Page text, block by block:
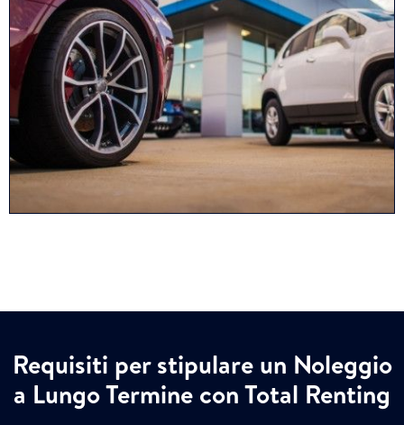
Requisiti per stipulare un Noleggio
a Lungo Termine con Total Renting